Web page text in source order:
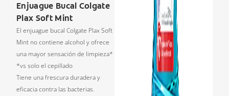
Enjuague Bucal Colgate
Plax Soft Mint
El enjuague bucal Colgate Plax Soft
Mint no contiene alcohol y ofrece
una mayor sensación de limpieza*
*vs solo el cepillado
Tiene una frescura duradera y
eficacia contra las bacterias.